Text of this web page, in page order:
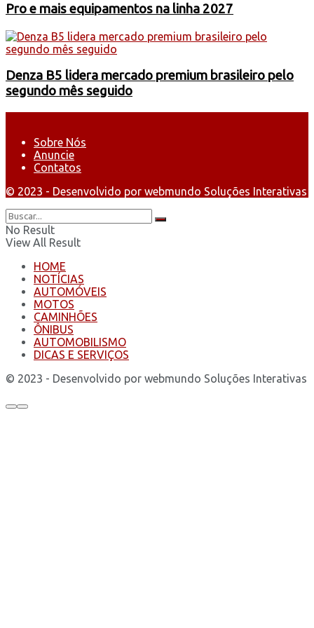
Pro e mais equipamentos na linha 2027
Denza B5 lidera mercado premium brasileiro pelo
segundo mês seguido
Sobre Nós
Anuncie
Contatos
© 2023 - Desenvolvido por webmundo Soluções Interativas
No Result
View All Result
HOME
NOTÍCIAS
AUTOMÓVEIS
MOTOS
CAMINHÕES
ÔNIBUS
AUTOMOBILISMO
DICAS E SERVIÇOS
© 2023 - Desenvolvido por webmundo Soluções Interativas